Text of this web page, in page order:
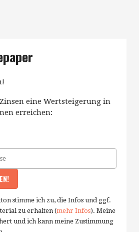
eine Wertsteigerung in
erreichen:
stimme ich zu, die Infos und ggf.
zu erhalten (mehr Infos). Meine
und ich kann meine Zustimmung